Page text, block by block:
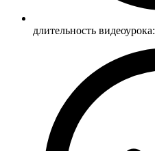
длительность видеоурока: